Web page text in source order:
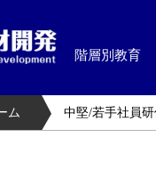
階層別教育
ム 中堅/若手社員